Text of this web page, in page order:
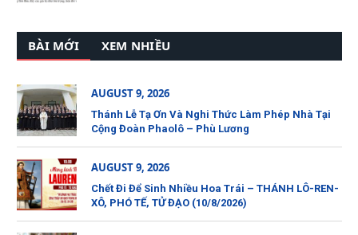
BÀI MỚI XEM NHIỀU
AUGUST 9, 2026
Thánh Lễ Tạ Ơn Và Nghi Thức Làm Phép Nhà Tại
Cộng Đoàn Phaolô – Phù Lương
AUGUST 9, 2026
Chết Đi Để Sinh Nhiều Hoa Trái – THÁNH LÔ-REN-
XÔ, PHÓ TẾ, TỬ ĐẠO (10/8/2026)